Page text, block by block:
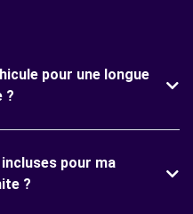
pour une longue
?
pour ma
?